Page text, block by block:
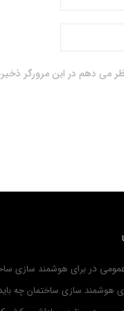
می دهم در این مرورگر
در برای هوشمند سازی
هوشمند سازی ساختمان چه